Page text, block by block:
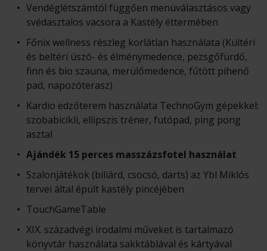
Vendéglétszámtól függően menüválasztásos vagy
svédasztalos vacsora a Kastély éttermében
Főnix wellness részleg korlátlan használata (Kültéri
és beltéri úszó- és élménymedence, pezsgőfürdő,
finn és bio szauna, merülőmedence, fűtött pihenő
pad, napozóterasz)
Kardio edzőterem használata TechnoGym gépekkel:
szobabicikli, ellipszis tréner, futópad, ping pong
asztal
Ajándék 15 perces masszázsfotel használat
Szalonjátékok (biliárd, csocsó, darts) az Ybl Miklós
tervei által épült kastély pincéjében
TouchGameTable
XIX. századvégi irodalmi műveket is tartalmazó
könyvtár használata sakktáblával és kártyával